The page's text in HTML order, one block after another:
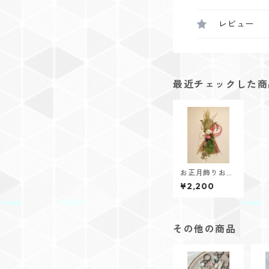
レビュー
最近チェックした
お正月飾りお客
様専用ページ
¥2,200
その他の商品